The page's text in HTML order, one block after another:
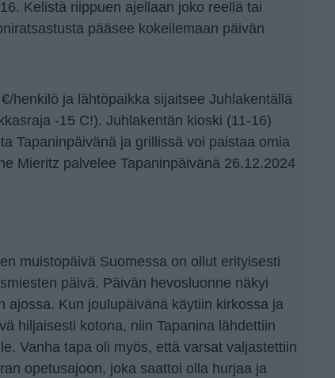
Kelistä riippuen ajellaan joko reellä tai
pääsee kokeilemaan päivän
henkilö ja lähtöpaikka sijaitsee Juhlakentällä
-15 C!). Juhlakentän kioski (11-16)
Tapaninpäivänä ja grillissä voi paistaa omia
Mieritz palvelee Tapaninpäivänä 26.12.2024
muistopäivä Suomessa on ollut erityisesti
päivä. Päivän hevosluonne näkyi
ajossa. Kun joulupäivänä käytiin kirkossa ja
hiljaisesti kotona, niin Tapanina lähdettiin
Vanha tapa oli myös, että varsat valjastettiin
opetusajoon, joka saattoi olla hurjaa ja